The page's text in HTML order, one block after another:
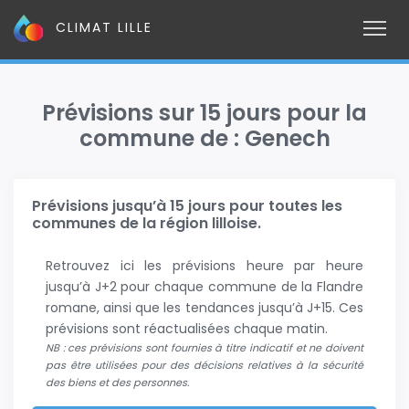
CLIMAT LILLE
Prévisions sur 15 jours pour la
commune de : Genech
Prévisions jusqu’à 15 jours pour toutes les
communes de la région lilloise.
Retrouvez ici les prévisions heure par heure
jusqu’à J+2 pour chaque commune de la Flandre
romane, ainsi que les tendances jusqu’à J+15. Ces
prévisions sont réactualisées chaque matin.
NB : ces prévisions sont fournies à titre indicatif et ne doivent
pas être utilisées pour des décisions relatives à la sécurité
des biens et des personnes.